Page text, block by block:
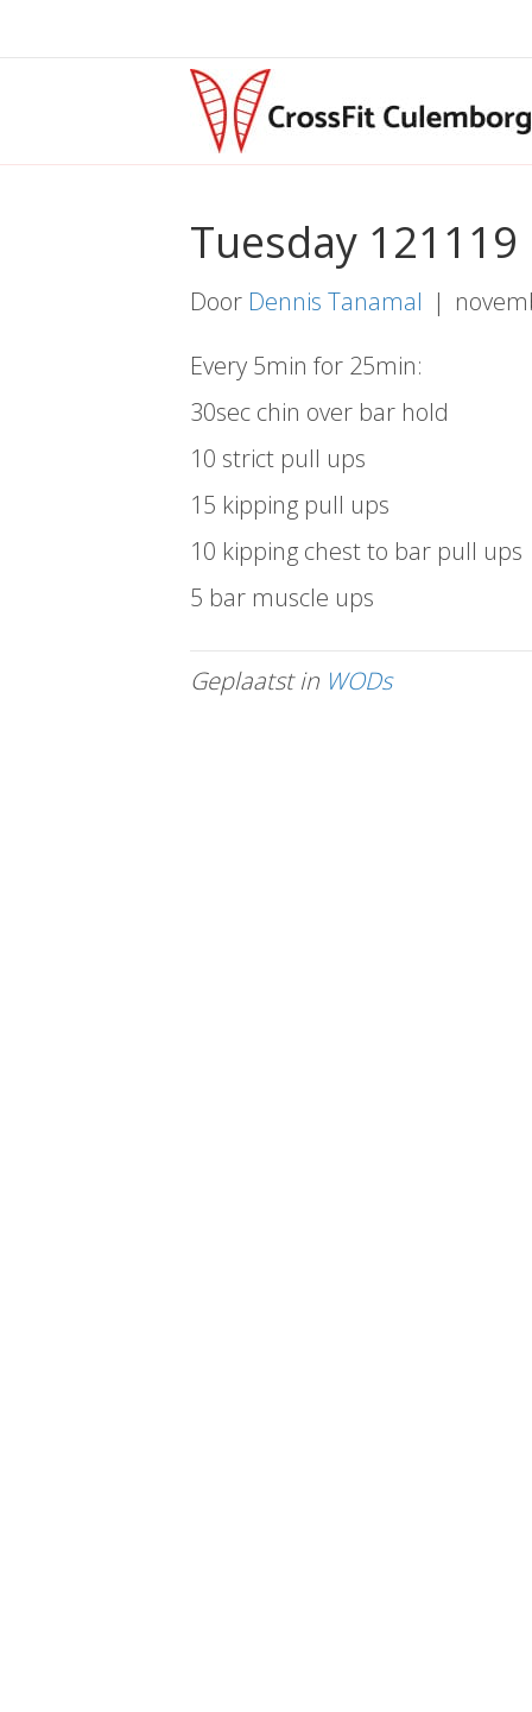
Tuesday 121119
Door Dennis Tanamal |
Every 5min for 25min:
30sec chin over bar hold
10 strict pull ups
15 kipping pull ups
10 kipping chest to bar pull ups
5 bar muscle ups
Geplaatst in WODs